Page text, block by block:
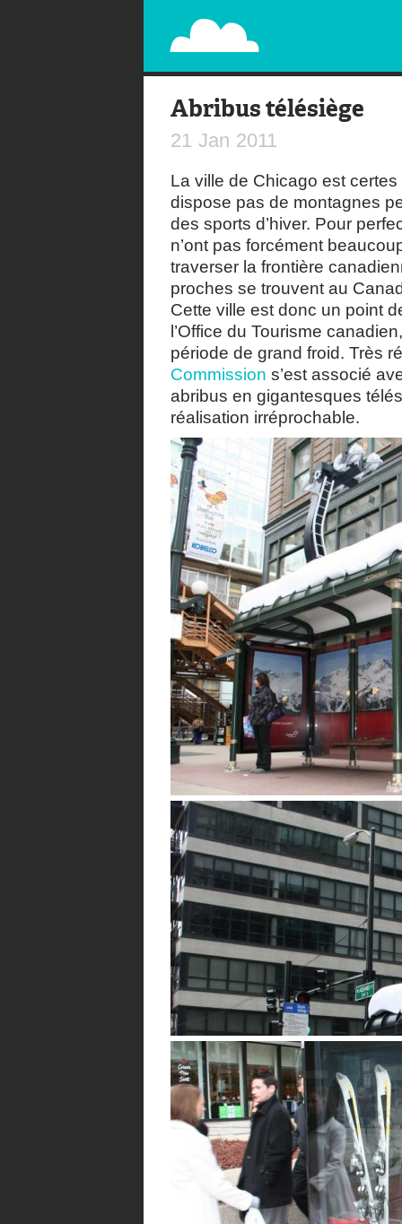
PAPERPLANE
STREET, AMBIENT, GUÉRILLA MARKETING
Abribus télésiège
21 Jan 2011
La ville de Chicago est
dispose pas de montagnes
des sports d’hiver. Pour
n’ont pas forcément
traverser la frontière
proches se trouvent au
Cette ville est donc un point
l’Office du Tourisme
période de grand froid. Très
Commission s’est associé
abribus en gigantesques
réalisation irréprochable.